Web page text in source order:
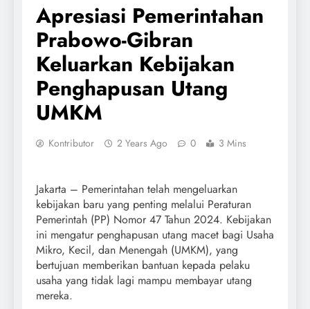
Apresiasi Pemerintahan
Prabowo-Gibran
Keluarkan Kebijakan
Penghapusan Utang
UMKM
Kontributor 2 Years Ago 0 3 Mins
Jakarta – Pemerintahan telah mengeluarkan
kebijakan baru yang penting melalui Peraturan
Pemerintah (PP) Nomor 47 Tahun 2024. Kebijakan
ini mengatur penghapusan utang macet bagi Usaha
Mikro, Kecil, dan Menengah (UMKM), yang
bertujuan memberikan bantuan kepada pelaku
usaha yang tidak lagi mampu membayar utang
mereka.